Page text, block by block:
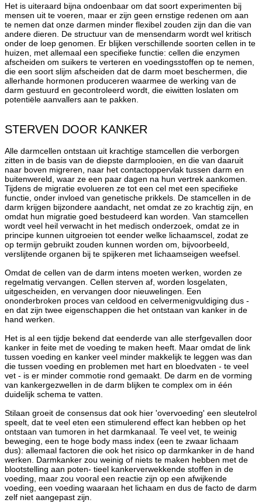
Het is uiteraard bijna ondoenbaar om dat soort experimenten bij
mensen uit te voeren, maar er zijn geen ernstige redenen om aan
te nemen dat onze darmen minder flexibel zouden zijn dan die van
andere dieren. De structuur van de mensendarm wordt wel kritisch
onder de loep genomen. Er blijken verschillende soorten cellen in te
huizen, met allemaal een specifieke functie: cellen die enzymen
afscheiden om suikers te verteren en voedingsstoffen op te nemen,
die een soort slijm afscheiden dat de darm moet beschermen, die
allerhande hormonen produceren waarmee de werking van de
darm gestuurd en gecontroleerd wordt, die eiwitten loslaten om
potentiële aanvallers aan te pakken.
STERVEN DOOR KANKER
Alle darmcellen ontstaan uit krachtige stamcellen die verborgen
zitten in de basis van de diepste darmplooien, en die van daaruit
naar boven migreren, naar het contactoppervlak tussen darm en
buitenwereld, waar ze een paar dagen na hun vertrek aankomen.
Tijdens de migratie evolueren ze tot een cel met een specifieke
functie, onder invloed van genetische prikkels. De stamcellen in de
darm krijgen bijzondere aandacht, net omdat ze zo krachtig zijn, en
omdat hun migratie goed bestudeerd kan worden. Van stamcellen
wordt veel heil verwacht in het medisch onderzoek, omdat ze in
principe kunnen uitgroeien tot eender welke lichaamscel, zodat ze
op termijn gebruikt zouden kunnen worden om, bijvoorbeeld,
verslijtende organen bij te spijkeren met lichaamseigen weefsel.
Omdat de cellen van de darm intens moeten werken, worden ze
regelmatig vervangen. Cellen sterven af, worden losgelaten,
uitgescheiden, en vervangen door nieuwelingen. Een
ononderbroken proces van celdood en celvermenigvuldiging dus -
en dat zijn twee eigenschappen die het ontstaan van kanker in de
hand werken.
Het is al een tijdje bekend dat eenderde van alle sterfgevallen door
kanker in feite met de voeding te maken heeft. Maar omdat de link
tussen voeding en kanker veel minder makkelijk te leggen was dan
die tussen voeding en problemen met hart en bloedvaten - te veel
vet - is er minder commotie rond gemaakt. De darm en de vorming
van kankergezwellen in de darm blijken te complex om in één
duidelijk schema te vatten.
Stilaan groeit de consensus dat ook hier 'overvoeding' een sleutelrol
speelt, dat te veel eten een stimulerend effect kan hebben op het
ontstaan van tumoren in het darmkanaal. Te veel vet, te weinig
beweging, een te hoge body mass index (een te zwaar lichaam
dus): allemaal factoren die ook het risico op darmkanker in de hand
werken. Darmkanker zou weinig of niets te maken hebben met de
blootstelling aan poten- tieel kankerverwekkende stoffen in de
voeding, maar zou vooral een reactie zijn op een afwijkende
voeding, een voeding waaraan het lichaam en dus de facto de darm
zelf niet aangepast zijn.